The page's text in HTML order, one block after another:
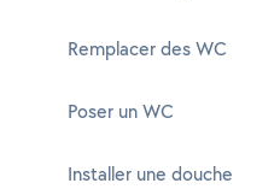
Remplacer des WC
Poser un WC
Installer une douche